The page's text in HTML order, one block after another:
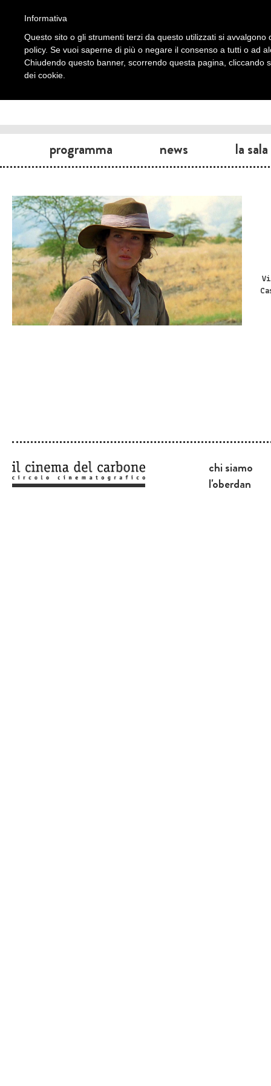
programma news la sala
chi siamo
l'oberdan
Informativa
Questo sito o gli strumenti terzi da questo utilizzati si
policy. Se vuoi saperne di più o negare il consenso a tutti o ad
Chiudendo questo banner, scorrendo questa pagina, cliccando
dei cookie.